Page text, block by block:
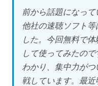
前から話題になって
他社の速聴ソフト
した。今回無料で
して使ってみたの
わかり、集中力が
戦しています。最